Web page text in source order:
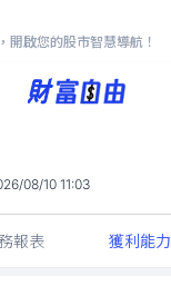
開啟您的股市智慧導航！
-
08/10 11:03
報表 獲利能力